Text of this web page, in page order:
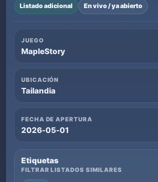
Listado adicional En vivo / ya abierto
JUEGO
MapleStory
UBICACIÓN
Tailandia
FECHA DE APERTURA
2026-05-01
Etiquetas
FILTRAR LISTADOS SIMILARES